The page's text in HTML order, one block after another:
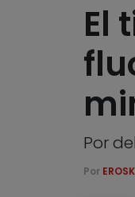
El
Por
Por